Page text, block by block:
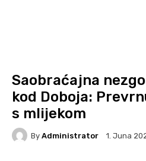
Saobraćajna
kod Doboja:
s mlijekom
By Administrator 1. Juna